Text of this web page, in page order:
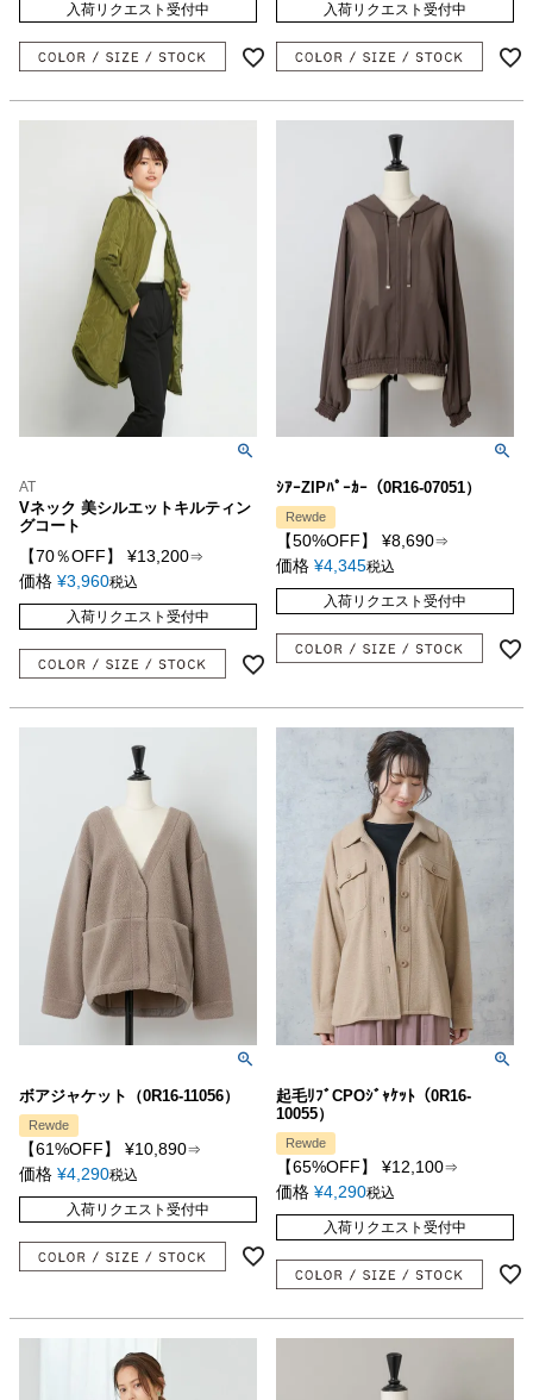
入荷リクエスト受付中 入荷リクエスト受付中
AT
Vネック 美シルエットキルティン
グコート
【70％OFF】 ¥13,200⇒
価格 ¥3,960税込
入荷リクエスト受付中
ｼｱｰZIPﾊﾟｰｶｰ（0R16-07051）
Rewde
【50%OFF】 ¥8,690⇒
価格 ¥4,345税込
入荷リクエスト受付中
ボアジャケット（0R16-11056）
Rewde
【61%OFF】 ¥10,890⇒
価格 ¥4,290税込
入荷リクエスト受付中
起毛ﾘﾌﾞCPOｼﾞｬｹｯﾄ（0R16-
10055）
Rewde
【65%OFF】 ¥12,100⇒
価格 ¥4,290税込
入荷リクエスト受付中